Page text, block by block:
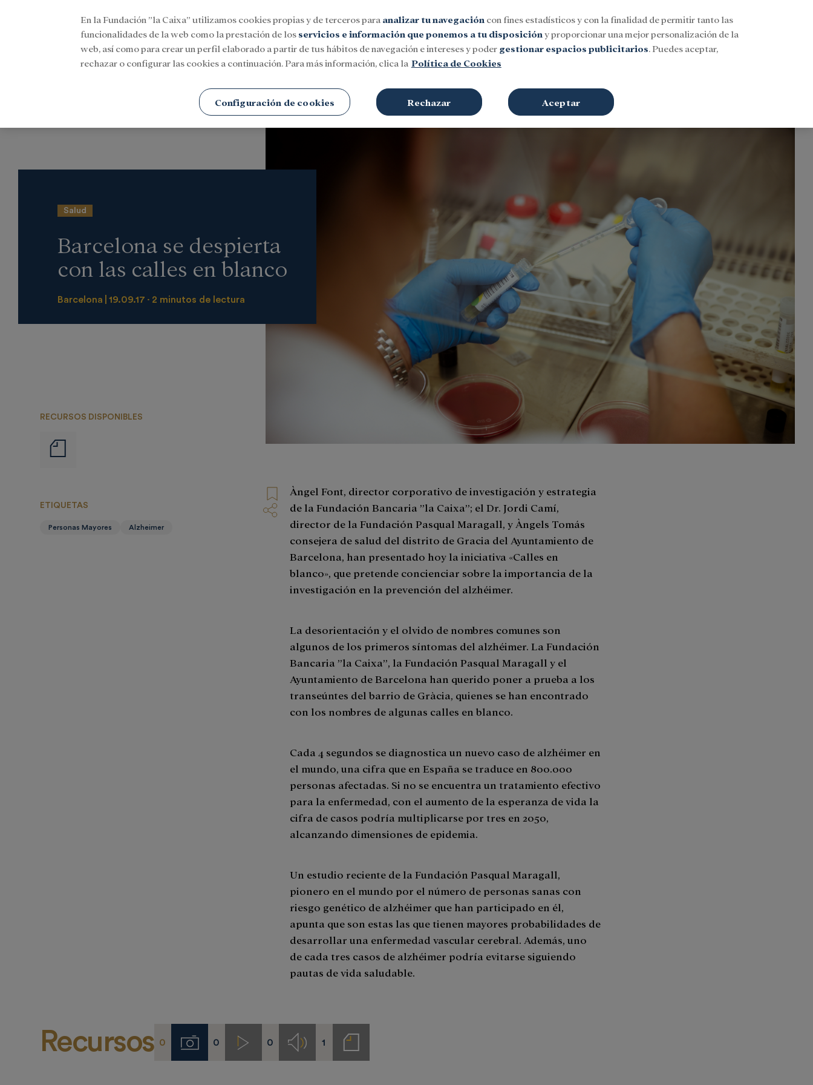
Iniciar sesión Buscar
SocialInvestigación y becasCultura
Investigación y becas
Salud
Barcelona se despierta
con las calles en blanco
Barcelona 19.09.17 2 minutos de lectura
RECURSOS DISPONIBLES
de
Àngel Font, director corporativo de investigación y estrategia
de la Fundación Bancaria ”la Caixa”; el Dr. Jordi Camí,
director de la Fundación Pasqual Maragall, y Àngels Tomás
consejera de salud del distrito de Gracia del Ayuntamiento de
Barcelona, han presentado hoy la iniciativa «Calles en
blanco», que pretende concienciar sobre la importancia de la
investigación en la prevención del alzhéimer.
La desorientación y el olvido de nombres comunes son
algunos de los primeros síntomas del alzhéimer. La Fundación
Bancaria ”la Caixa”, la Fundación Pasqual Maragall y el
Ayuntamiento de Barcelona han querido poner a prueba a los
transeúntes del barrio de Gràcia, quienes se han encontrado
con los nombres de algunas calles en blanco.
Cada 4 segundos se diagnostica un nuevo caso de alzhéimer en
el mundo, una cifra que en España se traduce en 800.000
personas afectadas. Si no se encuentra un tratamiento efectivo
para la enfermedad, con el aumento de la esperanza de vida la
cifra de casos podría multiplicarse por tres en 2050,
alcanzando dimensiones de epidemia.
Un estudio reciente de la Fundación Pasqual Maragall,
pionero en el mundo por el número de personas sanas con
riesgo genético de alzhéimer que han participado en él,
apunta que son estas las que tienen mayores probabilidades de
desarrollar una enfermedad vascular cerebral. Además, uno
de cada tres casos de alzhéimer podría evitarse siguiendo
pautas de vida saludable.
ETIQUETAS
Personas Mayores Alzheimer
Recursos 0 Imágenes
0 Videos0 Audios
1
Notas
de
En la Fundación ”la Caixa” utilizamos cookies propias y de terceros para analizar tu navegación con fines estadísticos y con la finalidad de permitir tanto las
funcionalidades de la web como la prestación de los servicios e información que ponemos a tu disposición y proporcionar una mejor personalización de la
web, así como para crear un perfil elaborado a partir de tus hábitos de navegación e intereses y poder gestionar espacios publicitarios. Puedes aceptar,
rechazar o configurar las cookies a continuación. Para más información, clica la Política de Cookies
Configuración de cookies Rechazar Aceptar